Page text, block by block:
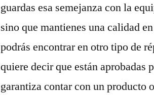
guardas esa semejanza con la
sino que mantienes una calidad
podrás encontrar en otro tipo de
quiere decir que están
garantiza contar con un